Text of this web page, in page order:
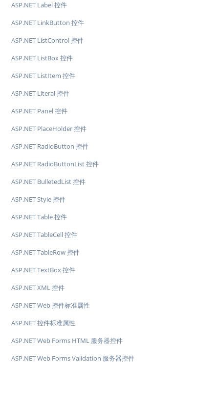
ASP.NET Label 控件
ASP.NET LinkButton 控件
ASP.NET ListControl 控件
ASP.NET ListBox 控件
ASP.NET ListItem 控件
ASP.NET Literal 控件
ASP.NET Panel 控件
ASP.NET PlaceHolder 控件
ASP.NET RadioButton 控件
ASP.NET RadioButtonList 控件
ASP.NET BulletedList 控件
ASP.NET Style 控件
ASP.NET Table 控件
ASP.NET TableCell 控件
ASP.NET TableRow 控件
ASP.NET TextBox 控件
ASP.NET XML 控件
ASP.NET Web 控件标准属性
ASP.NET 控件标准属性
ASP.NET Web Forms HTML 服务器控件
ASP.NET Web Forms Validation 服务器控件